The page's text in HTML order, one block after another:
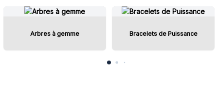
Arbres à gemme Bracelets de Puissance